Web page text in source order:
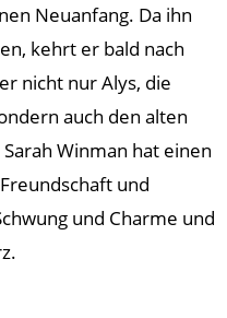
Neuanfang. Da ihn
kehrt er bald nach
nicht nur Alys, die
auch den alten
Winman hat einen
und
und Charme und